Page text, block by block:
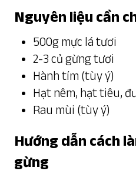
Nguyên liệu cần
500g mực lá tươi
2-3 củ gừng tươi
Hành tím (tùy ý)
Hạt nêm, hạt tiêu,
Rau mùi (tùy ý)
Hướng dẫn cách
gừng